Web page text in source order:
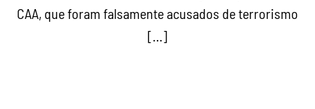
CAA, que foram falsamente acusados de terrorismo
[…]